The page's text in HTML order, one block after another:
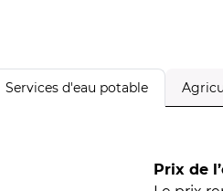
Services d'eau potable
Prix de